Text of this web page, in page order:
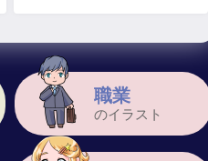
職業
のイラスト